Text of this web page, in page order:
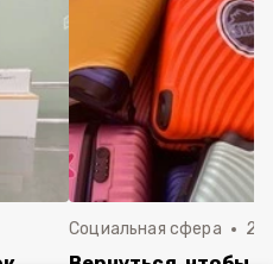
Социальная сфера 20